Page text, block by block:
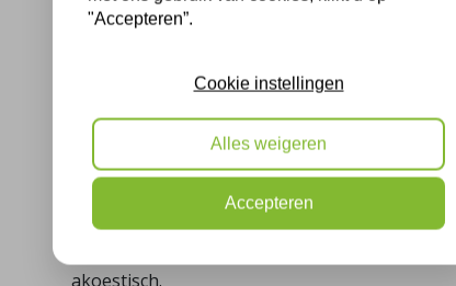
vloerisolatie van
Duurzame materialen zoals gerecyclede
effectieve isolatie en zijn milieuvriendelijk.
woonklimaat en verlagen uw
opties
en maak een milieubewuste keuze.
Isolerend
U kent vast wel de isolerende laag folie die
Deze folie van enkele millimeters dik isoleert
akoestisch.
"Accepteren”.
Cookie instellingen
Alles weigeren
Accepteren